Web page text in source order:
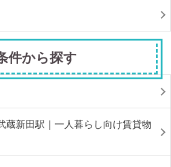
件から探す
蔵新田駅｜一人暮らし向け賃貸物